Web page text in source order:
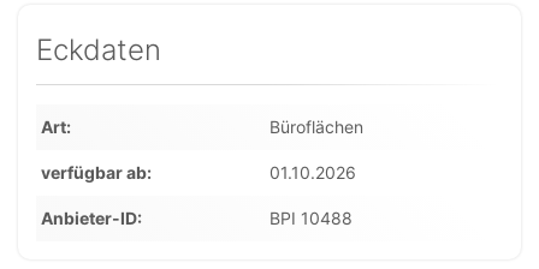
Eckdaten
Art Büroflächen
verfügbar ab 01.10.2026
Anbieter-ID BPI 10488